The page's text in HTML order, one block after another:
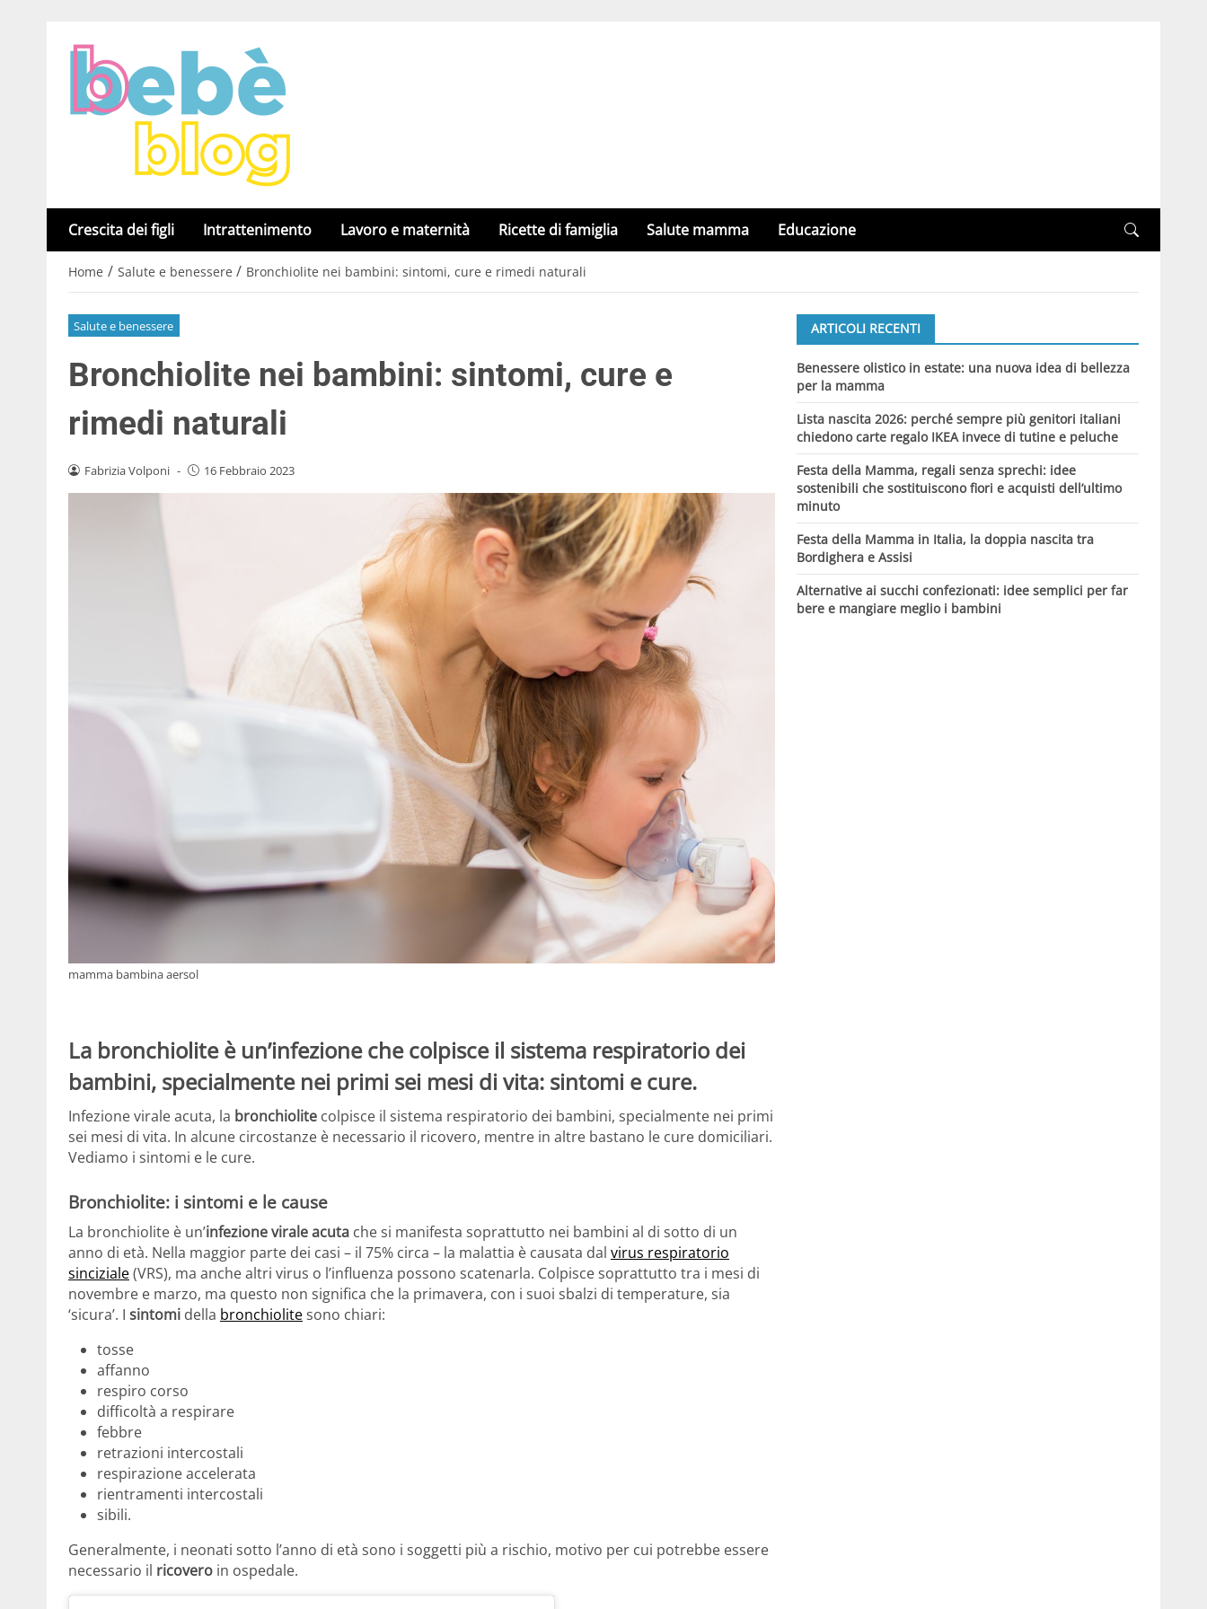
Crescita dei figli Intrattenimento Lavoro e maternità Ricette di famiglia Salute mamma Educazione
Home / Salute e benessere / Bronchiolite nei bambini: sintomi, cure e rimedi naturali
Salute e benessere
Bronchiolite nei bambini: sintomi, cure e
rimedi naturali
Fabrizia Volponi - 16 Febbraio 2023
mamma bambina aersol
La bronchiolite è un’infezione che colpisce il sistema respiratorio dei
bambini, specialmente nei primi sei mesi di vita: sintomi e cure.
Infezione virale acuta, la bronchiolite colpisce il sistema respiratorio dei bambini, specialmente nei primi
sei mesi di vita. In alcune circostanze è necessario il ricovero, mentre in altre bastano le cure domiciliari.
Vediamo i sintomi e le cure.
Bronchiolite: i sintomi e le cause
La bronchiolite è un’infezione virale acuta che si manifesta soprattutto nei bambini al di sotto di un
anno di età. Nella maggior parte dei casi – il 75% circa – la malattia è causata dal virus respiratorio
sinciziale(VRS), ma anche altri virus o l’influenza possono scatenarla. Colpisce soprattutto tra i mesi di
novembre e marzo, ma questo non significa che la primavera, con i suoi sbalzi di temperature, sia
‘sicura’. I sintomi della bronchiolitesono chiari:
tosse
affanno
respiro corso
difficoltà a respirare
febbre
retrazioni intercostali
respirazione accelerata
rientramenti intercostali
sibili.
Generalmente, i neonati sotto l’anno di età sono i soggetti più a rischio, motivo per cui potrebbe essere
necessario il ricovero in ospedale.
ARTICOLI RECENTI
Benessere olistico in estate: una nuova idea di bellezza
per la mamma
Lista nascita 2026: perché sempre più genitori italiani
chiedono carte regalo IKEA invece di tutine e peluche
Festa della Mamma, regali senza sprechi: idee
sostenibili che sostituiscono fiori e acquisti dell’ultimo
minuto
Festa della Mamma in Italia, la doppia nascita tra
Bordighera e Assisi
Alternative ai succhi confezionati: idee semplici per far
bere e mangiare meglio i bambini